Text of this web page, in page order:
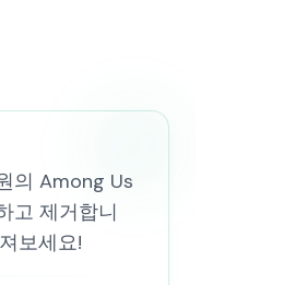
의 Among Us
고 제거합니
보세요!